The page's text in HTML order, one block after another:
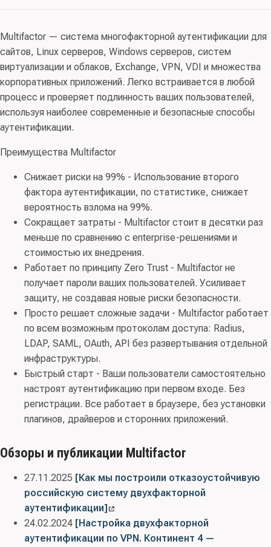
информационных технологий; 63.11.19 Услуги прочие
по размещению и предоставлению инфраструктуры
информационных технологий
Правообладатель:ООО “МУЛЬТИФАКТОР” (ИНН
9725026066)
Схема сертификации:серия, испытательная
лаборатория:АО Центр «Атомзащитаинформ», орган
сертификации:ФАУ «ГНИИИ ПТЗИ ФСТЭК России»,
заявитель:ООО «МУЛЬТИФАКТОР»
Multifactor — система многофакторной аутентификации для
сайтов, Linux серверов, Windows серверов, систем
виртуализации и облаков, Exchange, VPN, VDI и множества
корпоративных приложений. Легко встраивается в любой
процесс и проверяет подлинность ваших пользователей,
используя наиболее современные и безопасные способы
аутентификации.
Преимущества Multifactor
Снижает риски на 99% - Использование второго
фактора аутентификации, по статистике, снижает
вероятность взлома на 99%.
Сокращает затраты - Multifactor стоит в десятки раз
меньше по сравнению с enterprise-решениями и
стоимостью их внедрения.
Работает по принципу Zero Trust - Multifactor не
получает пароли ваших пользователей. Усиливает
защиту, не создавая новые риски безопасности.
Просто решает сложные задачи - Multifactor работает
по всем возможным протоколам доступа: Radius,
LDAP, SAML, OAuth, API без развертывания отдельной
инфраструктуры.
Быстрый старт - Ваши пользователи самостоятельно
настроят аутентификацию при первом входе. Без
регистрации. Все работает в браузере, без установки
плагинов, драйверов и сторонних приложений.
Обзоры и публикации Multifactor
27.11.2025 [Как мы построили отказоустойчивую
российскую систему двухфакторной
аутентификации]
24.02.2024 [Настройка двухфакторной
аутентификации по VPN. Континент 4 —